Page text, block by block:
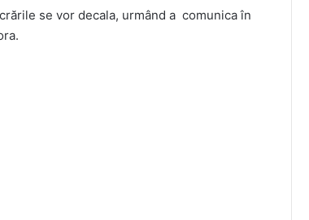
se vor decala, urmând a comunica în